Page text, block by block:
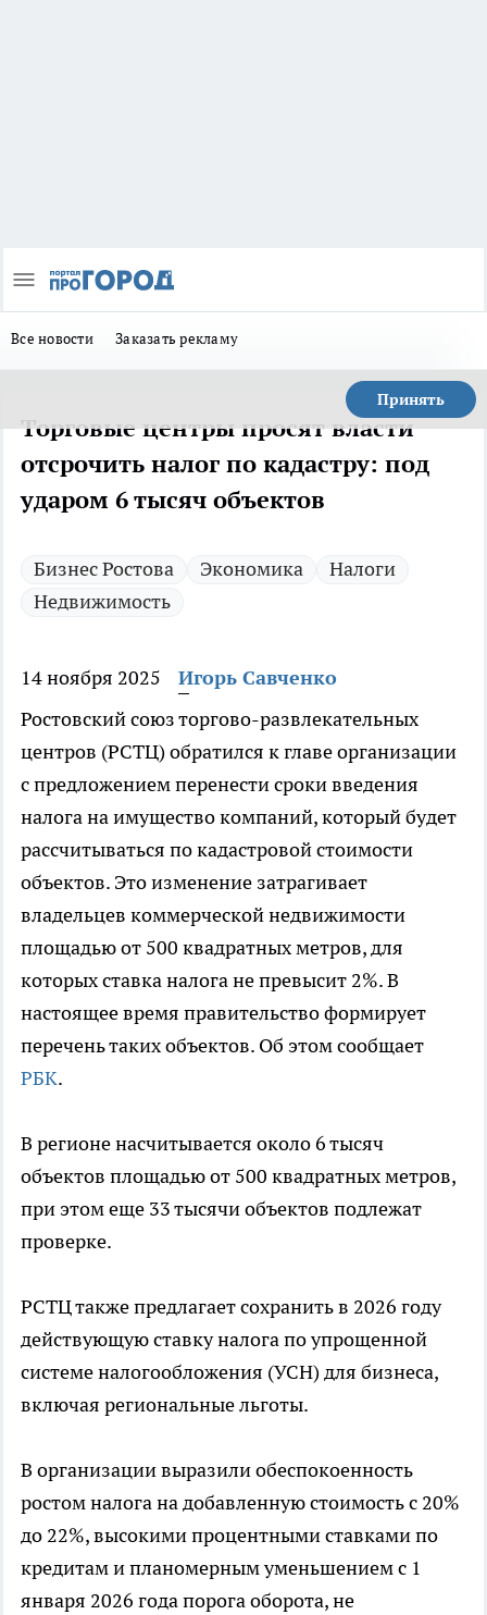
Все новости Заказать рекламу
Принять
Торговые центры просят власти
отсрочить налог по кадастру: под
ударом 6 тысяч объектов
Бизнес Ростова Экономика
Налоги
Недвижимость
14 ноября 2025
Игорь Савченко
Ростовский союз торгово-развлекательных
центров (РСТЦ) обратился к главе организации
с предложением перенести сроки введения
налога на имущество компаний, который будет
рассчитываться по кадастровой стоимости
объектов. Это изменение затрагивает
владельцев коммерческой недвижимости
площадью от 500 квадратных метров, для
которых ставка налога не превысит 2%. В
настоящее время правительство формирует
перечень таких объектов. Об этом сообщает
РБК.
В регионе насчитывается около 6 тысяч
объектов площадью от 500 квадратных метров,
при этом еще 33 тысячи объектов подлежат
проверке.
РСТЦ также предлагает сохранить в 2026 году
действующую ставку налога по упрощенной
системе налогообложения (УСН) для бизнеса,
включая региональные льготы.
В организации выразили обеспокоенность
ростом налога на добавленную стоимость с 20%
до 22%, высокими процентными ставками по
кредитам и планомерным уменьшением с 1
января 2026 года порога оборота, не